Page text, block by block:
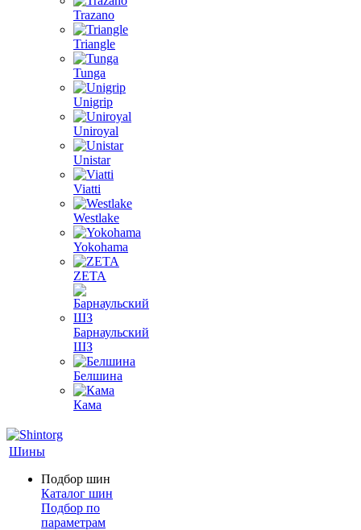
Trazano
Triangle
Tunga
Unigrip
Uniroyal
Unistar
Viatti
Westlake
Yokohama
ZETA
Барнаульский
ШЗ
Белшина
Кама
Шины
Подбор шин
Каталог шин
Подбор по
параметрам